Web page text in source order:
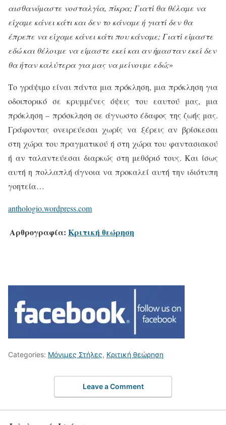
αισθανόµαστε νοσταλγία, πίκρα; Γιατί θα θέλαµε να
είχαµε κάνει κάτι και δεν το κάναµε ή γιατί δεν θα
έπρεπε να είχαµε κάνει κάτι που κάναµε; Γιατί είµαστε
εδώ και θέλουµε να είµαστε εκεί και αν ήµασταν εκεί δεν
θα ήταν καλύτερα για µας να µείνουµε εδώ;»
Το γράψιμο είναι πάντα μια πρόκληση, μια πρόκληση για
οδοιπορικό σε κρυμμένες όψεις του εαυτού μας, μια
πρόκληση – πρόσκληση σε άγνωστο έδαφος της ζωής μας.
Γράφοντας ονειρεύεσαι χωρίς να ξέρεις αν βρίσκεσαι
στη χώρα του πραγματικού ή στη χώρα του φαντασιακού
ή αν ταλαντεύεσαι διαρκώς στη μεθόριό τους. Και ίσως
αυτή η πολλαπλή άγνοια να προκαλεί αυτή την ιδιότυπη
γοητεία…
anthologio.wordpress.com
Αρθρογραφία: Κριτική θεώρηση
Categories: Μόνιμες Στήλες, Κριτική θεώρηση
Leave a Comment